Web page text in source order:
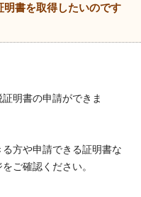
書を取得したいのです
明書の申請ができま
きる証明書な
ご確認ください。